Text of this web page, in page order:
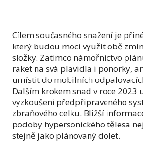
Cílem současného snažení je
který budou moci využít obě
složky. Zatímco námořnictvo
raket na svá plavidla i ponorky,
umístit do mobilních
Dalším krokem snad v roce 2023
vyzkoušení předpřipraveného
zbraňového celku. Bližší
podoby hypersonického tělesa
stejně jako plánovaný dolet.